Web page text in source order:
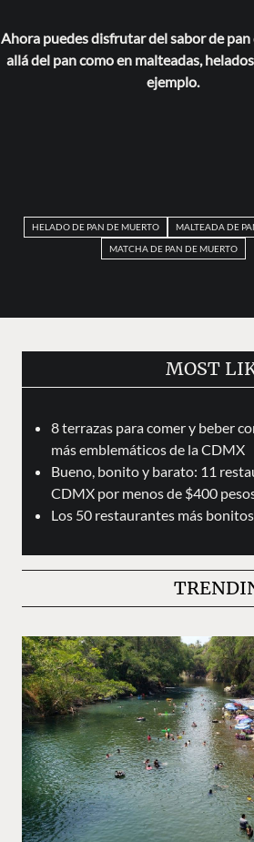
Ahora puedes disfrutar del sabor de
allá del pan como en malteadas,
ejemplo.
HELADO DE PAN DE MUERTO
MALTEADA DE
MATCHA DE PAN DE MUERTO
MOST
8 terrazas para comer y beber
más emblemáticos de la CDMX
Bueno, bonito y barato: 11
CDMX por menos de $400
Los 50 restaurantes más